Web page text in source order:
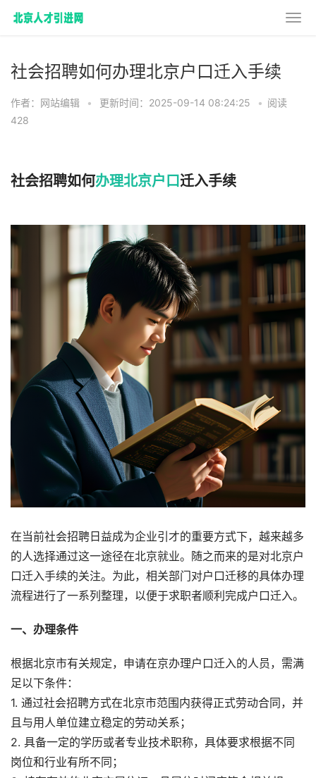
社会招聘如何办理北京户口迁入手续
作者：网站编辑 • 更新时间：2025-09-14 08:24:25 • 阅读
428
社会招聘如何办理北京户口 迁入手续
在当前社会招聘日益成为企业引才的重要方式下，越来越多
的人选择通过这一途径在北京就业。随之而来的是对北京户
口迁入手续的关注。为此，相关部门对户口迁移的具体办理
流程进行了一系列整理，以便于求职者顺利完成户口迁入。
一、办理条件
根据北京市有关规定，申请在京办理户口迁入的人员，需满
足以下条件：
1. 通过社会招聘方式在北京市范围内获得正式劳动合同，并
且与用人单位建立稳定的劳动关系；
2. 具备一定的学历或者专业技术职称，具体要求根据不同
岗位和行业有所不同；